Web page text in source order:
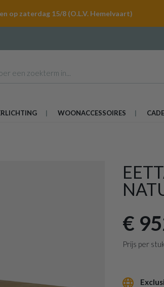
op zaterdag 15/8 (O.L.V. Hemelvaart)
WOONACCESSOIRES
€
Prijs per